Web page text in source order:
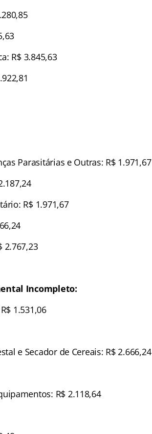
R$ 3.845,63
Parasitárias e Outras: R$ 1.971,67
R$ 1.971,67
2.767,23
Incompleto:
1.531,06
e Secador de Cereais: R$ 2.666,24
R$ 2.118,64